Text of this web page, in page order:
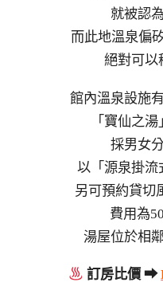
就被認
而此地溫泉偏
絕對可以
館內溫泉設施
「寶仙之
採男女
以「源泉掛流
另可預約貸切
費用為
湯屋位於相
訂房比價 ➡